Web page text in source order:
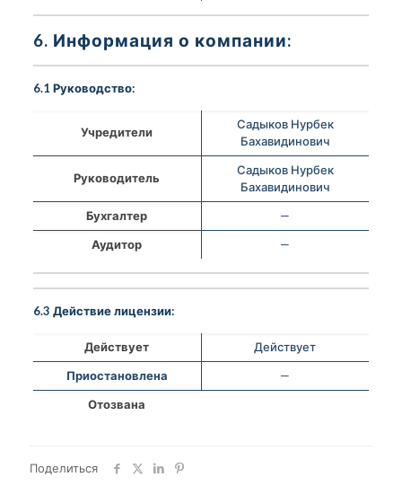
6. Информация о компании:
6.1 Руководство:
Учредители
Садыков Нурбек
Бахавидинович
Руководитель
Садыков Нурбек
Бахавидинович
Бухгалтер
—
Аудитор
—
6.3 Действие лицензии:
Действует
Действует
Приостановлена
—
Отозвана
Поделиться